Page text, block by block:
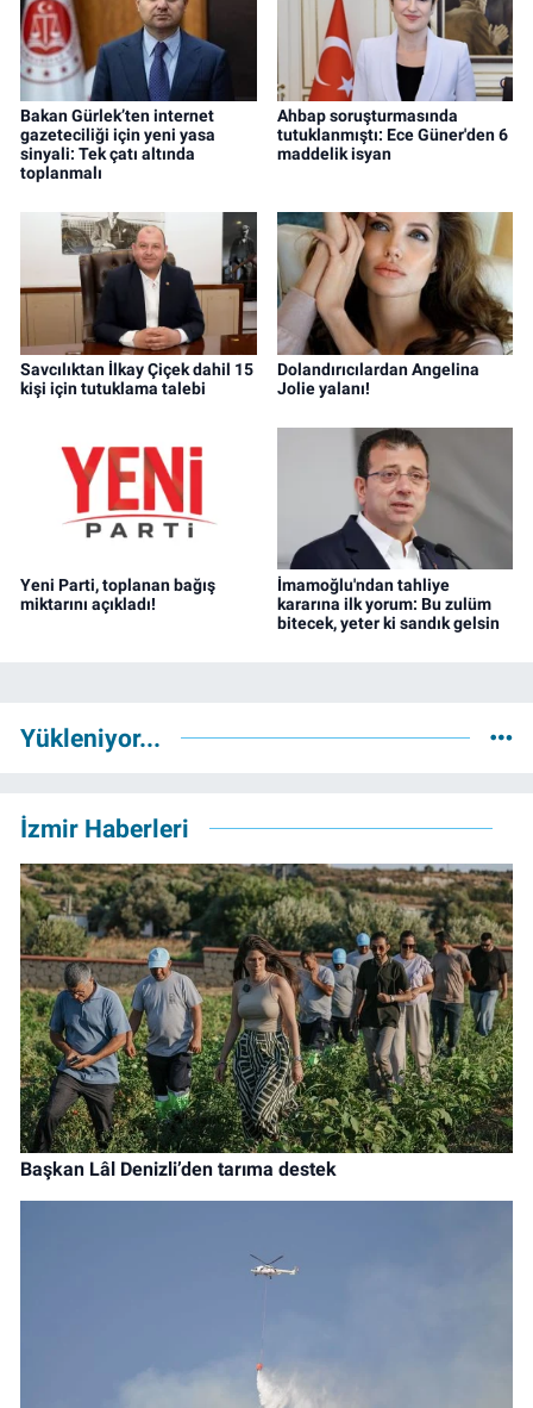
Bakan Gürlek’ten internet
gazeteciliği için yeni yasa
sinyali: Tek çatı altında
toplanmalı
Ahbap soruşturmasında
tutuklanmıştı: Ece Güner'den 6
maddelik isyan
Savcılıktan İlkay Çiçek dahil 15
kişi için tutuklama talebi
Dolandırıcılardan Angelina
Jolie yalanı!
Yeni Parti, toplanan bağış
miktarını açıkladı!
İmamoğlu'ndan tahliye
kararına ilk yorum: Bu zulüm
bitecek, yeter ki sandık gelsin
Yükleniyor...
İzmir Haberleri
Başkan Lâl Denizli’den tarıma destek